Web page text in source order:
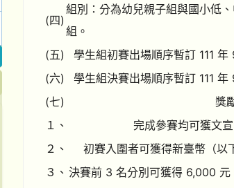
(四)
組別：分為幼兒親子組與國小低
組。
(五)
學生組初賽出場順序暫訂 111
(六)
學生組決賽出場順序暫訂 111
(七)
獎
１、
完成參賽均可獲文宣
２、
初賽入圍者可獲得新臺幣（以
３、 決賽前 3 名分別可獲得 6,000